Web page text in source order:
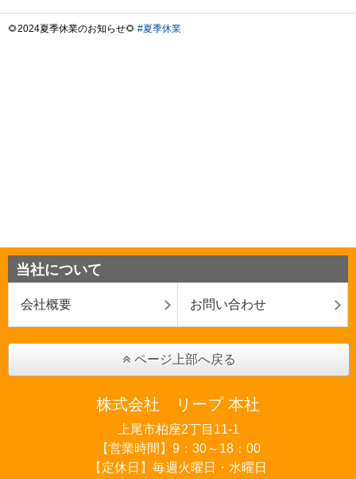
当社について
会社概要 お問い合わせ
ページ上部へ戻る
株式会社 リープ 本社
上尾市柏座2丁目11-1
【営業時間】9：30～18：00
【定休日】毎週火曜日・水曜日